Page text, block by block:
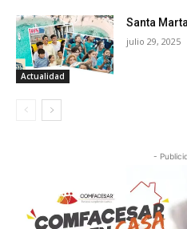
Actualidad
Santa
julio 29, 2025
-